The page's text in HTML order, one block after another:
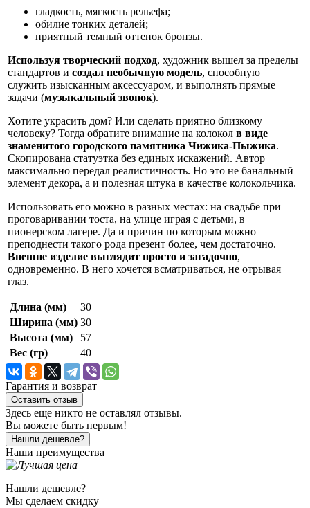
гладкость, мягкость рельефа;
обилие тонких деталей;
приятный темный оттенок бронзы.
Используя творческий подход, художник вышел за пределы
стандартов и создал необычную модель, способную
служить изысканным аксессуаром, и выполнять прямые
задачи (музыкальный звонок).
Хотите украсить дом? Или сделать приятно близкому
человеку? Тогда обратите внимание на колокол в виде
знаменитого городского памятника Чижика-Пыжика.
Скопирована статуэтка без единых искажений. Автор
максимально передал реалистичность. Но это не банальный
элемент декора, а и полезная штука в качестве колокольчика.
Использовать его можно в разных местах: на свадьбе при
проговаривании тоста, на улице играя с детьми, в
пионерском лагере. Да и причин по которым можно
преподнести такого рода презент более, чем достаточно.
Внешне изделие выглядит просто и загадочно,
одновременно. В него хочется всматриваться, не отрывая
глаз.
Длина (мм)
30
Ширина (мм) 30
Высота (мм)
57
Вес (гр)
40
Гарантия и возврат
Оставить отзыв
Здесь еще никто не оставлял отзывы.
Вы можете быть первым!
Нашли дешевле?
Наши преимущества
Нашли дешевле?
Мы сделаем скидку